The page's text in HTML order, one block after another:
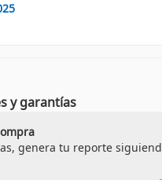
y garantías
genera tu reporte